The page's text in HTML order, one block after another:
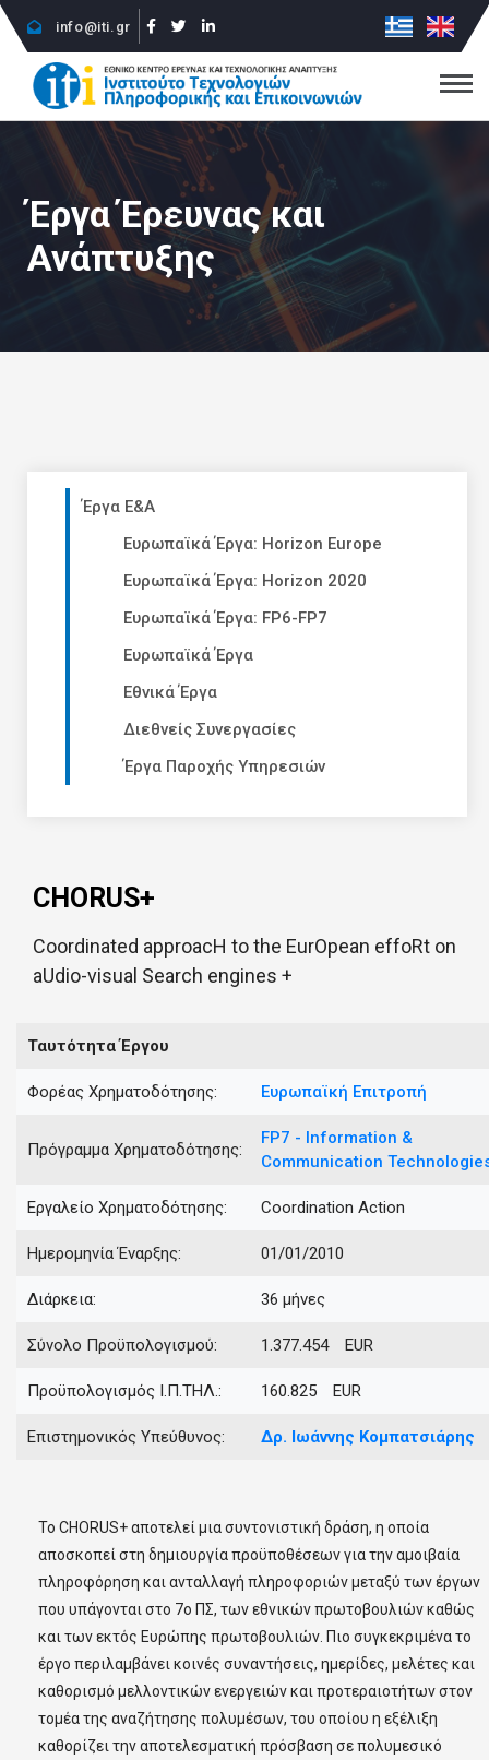
info@iti.gr
Έργα Έρευνας και
Ανάπτυξης
Έργα Ε&Α
Ευρωπαϊκά Έργα: Horizon Europe
Ευρωπαϊκά Έργα: Horizon 2020
Ευρωπαϊκά Έργα: FP6-FP7
Ευρωπαϊκά Έργα
Εθνικά Έργα
Διεθνείς Συνεργασίες
Έργα Παροχής Υπηρεσιών
CHORUS+
Coordinated approacH to the EurOpean effoRt on
aUdio-visual Search engines +
Ταυτότητα Έργου
Φορέας Χρηματοδότησης: Ευρωπαϊκή Επιτροπή
Πρόγραμμα Χρηματοδότησης:
FP7 - Information &
Communication
Εργαλείο Χρηματοδότησης: Coordination Action
Ημερομηνία Έναρξης: 01/01/2010
Διάρκεια: 36 μήνες
Σύνολο Προϋπολογισμού: 1.377.454 EUR
Προϋπολογισμός Ι.Π.ΤΗΛ.: 160.825 EUR
Επιστημονικός Υπεύθυνος: Δρ. Ιωάννης Κομπατσιάρης
To CHORUS+ αποτελεί μια συντονιστική δράση, η οποία
αποσκοπεί στη δημιουργία προϋποθέσεων για την αμοιβαία
πληροφόρηση και ανταλλαγή πληροφοριών μεταξύ των έργων
που υπάγονται στο 7ο ΠΣ, των εθνικών πρωτοβουλιών καθώς
και των εκτός Ευρώπης πρωτοβουλιών. Πιο συγκεκριμένα το
έργο περιλαμβάνει κοινές συναντήσεις, ημερίδες, μελέτες και
καθορισμό μελλοντικών ενεργειών και προτεραιοτήτων στον
τομέα της αναζήτησης πολυμέσων, του οποίου η εξέλιξη
καθορίζει την αποτελεσματική πρόσβαση σε πολυμεσικό